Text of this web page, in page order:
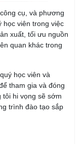
cụ, và phương
học viên trong việc
xuất, tối ưu nguồn
quan khác trong
học viên và
tham gia và đóng
tôi hi vọng sẽ sớm
trình đào tạo sắp